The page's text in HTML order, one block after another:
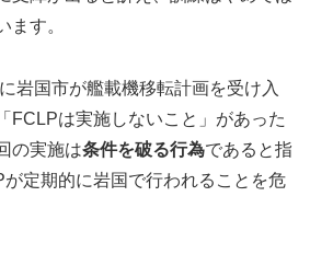
ます。
岩国市が艦載機移転計画を受け入
FCLPは実施しないこと」があった
の実施は条件を破る行為であると指
定期的に岩国で行われることを危